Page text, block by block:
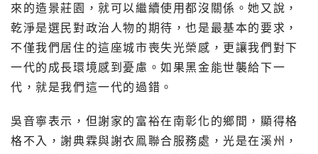
來的造景莊園，就可以繼續使用都沒關係。她又說，
乾淨是選民對政治人物的期待，也是最基本的要求，
不僅我們居住的這座城市喪失光榮感，更讓我們對下
一代的成長環境感到憂慮。如果黑金能世襲給下一
代，就是我們這一代的過錯。
吳音寧表示，但謝家的富裕在南彰化的鄉間，顯得格
格不入，謝典霖與謝衣鳯聯合服務處，光是在溪州，